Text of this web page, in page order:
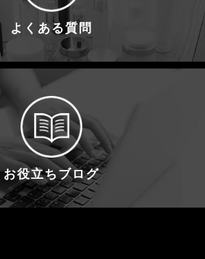
よくある質問
お役立ちブログ